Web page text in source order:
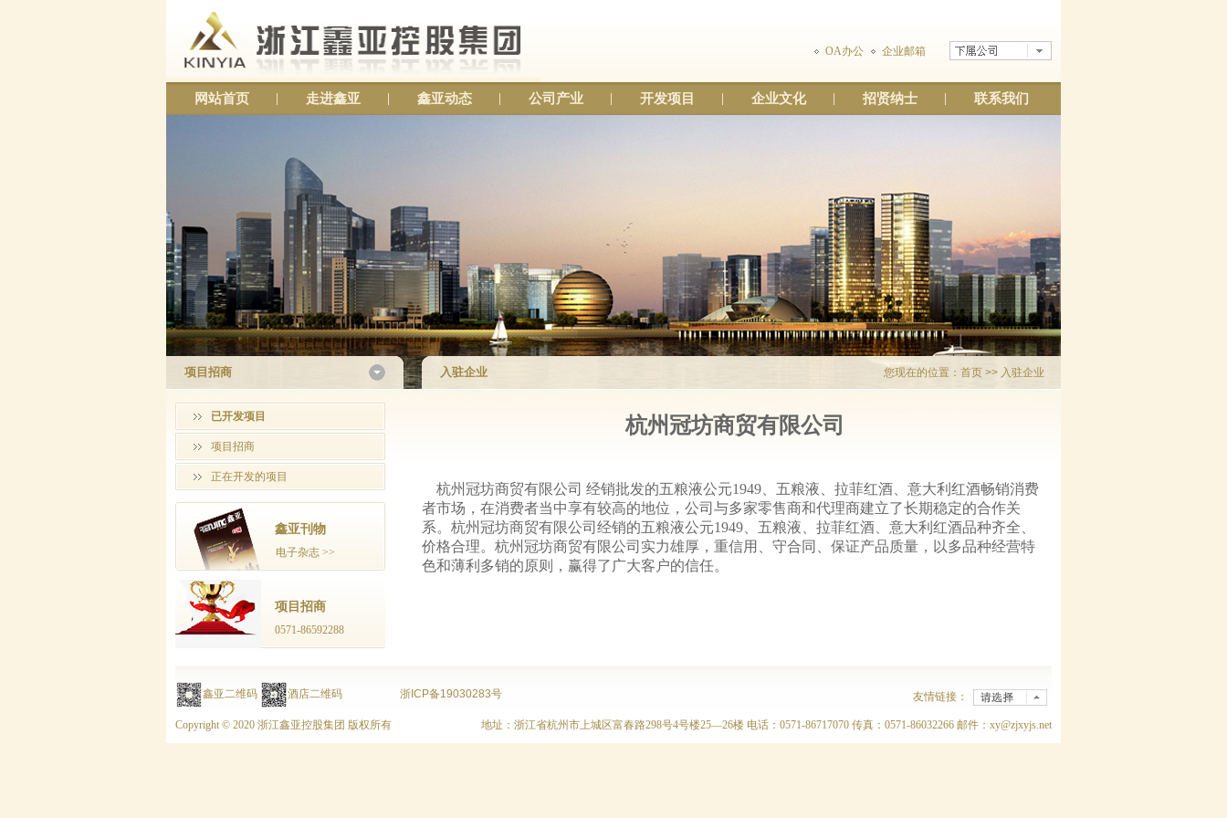
OA办公 企业邮箱
网站首页 走进鑫亚 鑫亚动态 公司产业 开发项目 企业文化 招贤纳士 联系我们
您现在的位置： 首页 >> 入驻企业
入驻企业
杭州冠坊商贸有限公司
杭州冠坊商贸有限公司 经销批发的五粮液公元1949、五粮液、拉菲红酒、意大利红酒畅销消费
者市场，在消费者当中享有较高的地位，公司与多家零售商和代理商建立了长期稳定的合作关
系。杭州冠坊商贸有限公司经销的五粮液公元1949、五粮液、拉菲红酒、意大利红酒品种齐全、
价格合理。杭州冠坊商贸有限公司实力雄厚，重信用、守合同、保证产品质量，以多品种经营特
色和薄利多销的原则，赢得了广大客户的信任。
项目招商
已开发项目
项目招商
正在开发的项目
鑫亚刊物
电子杂志 >>
项目招商
0571-86592288
鑫亚二维码 酒店二维码 浙ICP备19030283号 友情链接：
Copyright © 2020 浙江鑫亚控股集团 版权所有 地址：浙江省杭州市上城区富春路298号4号楼25—26楼 电话：0571-86717070 传真：0571-86032266 邮件：xy@zjxyjs.net